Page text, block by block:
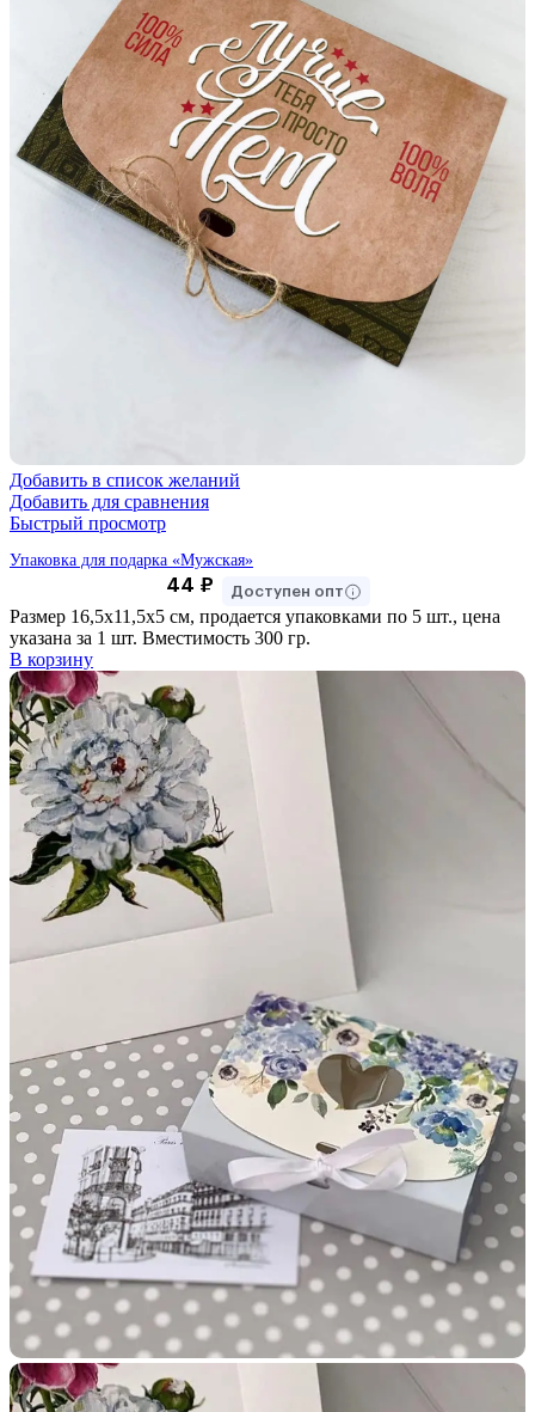
Добавить в список желаний
Добавить для сравнения
Быстрый просмотр
Упаковка для подарка «Мужская»
44 ₽ Доступен опт
Размер 16,5х11,5х5 см, продается упаковками по 5 шт., цена
указана за 1 шт. Вместимость 300 гр.
В корзину